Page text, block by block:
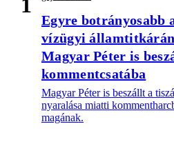
1
Egyre botrányosabb
vízügyi
Magyar Péter is
kommentcsatába
Magyar Péter is beszállt a
nyaralása miatti
magának.